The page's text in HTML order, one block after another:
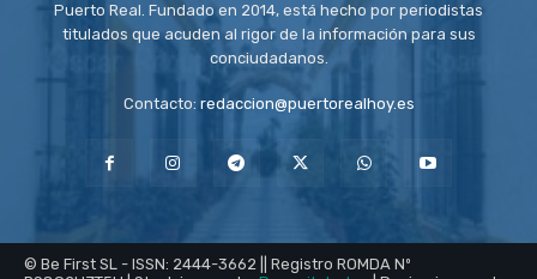
Puerto Real. Fundado en 2014, está hecho por periodistas
titulados que acuden al rigor de la información para sus
conciudadanos.
Contacto: redaccion@puertorealhoy.es
© Be First SL - ISSN: 2444-3662 || Registro ROMDA Nº